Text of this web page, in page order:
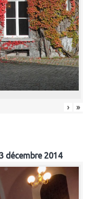
› »
décembre 2014